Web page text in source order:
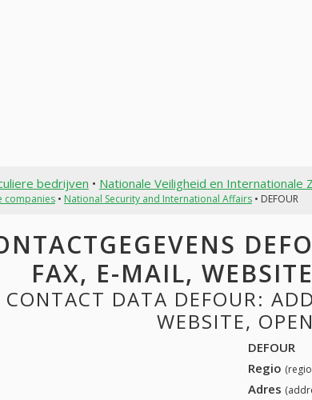
bedrijven • Nationale Veiligheid en Internationale
companies• National Security and International Affairs• DEFOUR
FAX, E-MAIL,
CONTACT DATA DEFOUR:
WEBSITE,
DEFOUR
Regio
Adres